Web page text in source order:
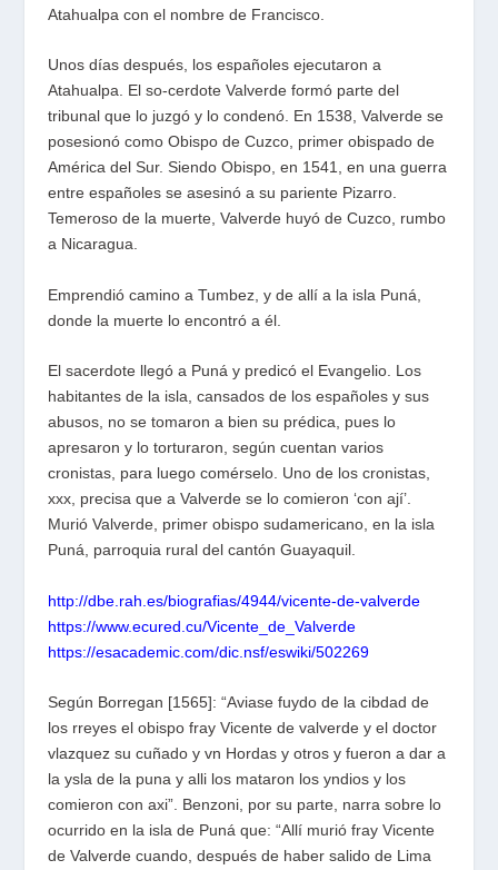
Atahualpa con el nombre de Francisco.
Unos días después, los españoles ejecutaron a
Atahualpa. El so-cerdote Valverde formó parte del
tribunal que lo juzgó y lo condenó. En 1538, Valverde se
posesionó como Obispo de Cuzco, primer obispado de
América del Sur. Siendo Obispo, en 1541, en una guerra
entre españoles se asesinó a su pariente Pizarro.
Temeroso de la muerte, Valverde huyó de Cuzco, rumbo
a Nicaragua.
Emprendió camino a Tumbez, y de allí a la isla Puná,
donde la muerte lo encontró a él.
El sacerdote llegó a Puná y predicó el Evangelio. Los
habitantes de la isla, cansados de los españoles y sus
abusos, no se tomaron a bien su prédica, pues lo
apresaron y lo torturaron, según cuentan varios
cronistas, para luego comérselo. Uno de los cronistas,
xxx, precisa que a Valverde se lo comieron ‘con ají’.
Murió Valverde, primer obispo sudamericano, en la isla
Puná, parroquia rural del cantón Guayaquil.
http://dbe.rah.es/biografias/4944/vicente-de-valverde
https://www.ecured.cu/Vicente_de_Valverde
https://esacademic.com/dic.nsf/eswiki/502269
Según Borregan [1565]: “Aviase fuydo de la cibdad de
los rreyes el obispo fray Vicente de valverde y el doctor
vlazquez su cuñado y vn Hordas y otros y fueron a dar a
la ysla de la puna y alli los mataron los yndios y los
comieron con axi”. Benzoni, por su parte, narra sobre lo
ocurrido en la isla de Puná que: “Allí murió fray Vicente
de Valverde cuando, después de haber salido de Lima